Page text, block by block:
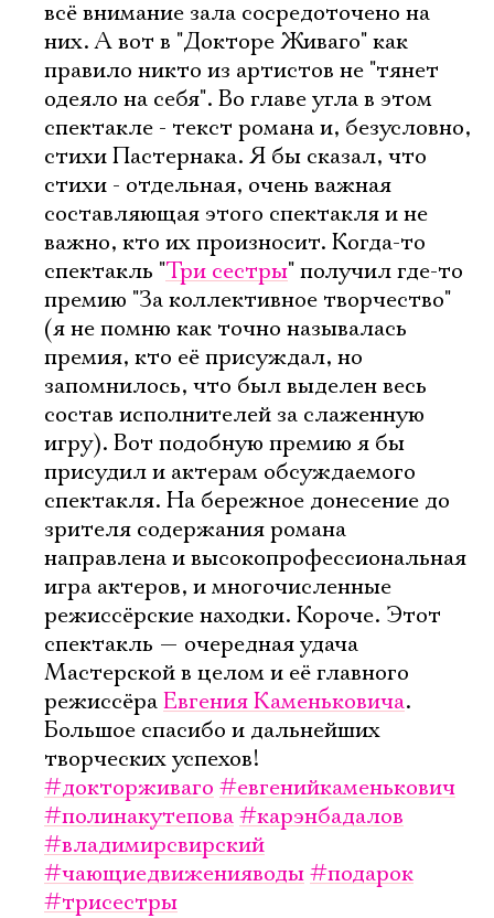
всё внимание зала сосредоточено на
них. А вот в "Докторе Живаго" как
правило никто из артистов не "тянет
одеяло на себя". Во главе угла в этом
спектакле - текст романа и, безусловно,
стихи Пастернака. Я бы сказал, что
стихи - отдельная, очень важная
составляющая этого спектакля и не
важно, кто их произносит. Когда-то
спектакль "Три сестры" получил где-то
премию "За коллективное творчество"
(я не помню как точно называлась
премия, кто её присуждал, но
запомнилось, что был выделен весь
состав исполнителей за слаженную
игру). Вот подобную премию я бы
присудил и актерам обсуждаемого
спектакля. На бережное донесение до
зрителя содержания романа
направлена и высокопрофессиональная
игра актеров, и многочисленные
режиссёрские находки. Короче. Этот
спектакль — очередная удача
Мастерской в целом и её главного
режиссёраЕвгения Каменьковича.
Большое спасибо и дальнейших
творческих успехов!
#докторживаго #евгенийкаменькович
#полинакутепова#карэнбадалов
#владимирсвирский
#чающиедвиженияводы#подарок
#трисестры